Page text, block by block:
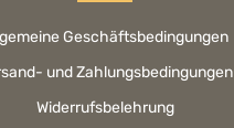
Geschäftsbedingungen
und Zahlungsbedingungen
Widerrufsbelehrung